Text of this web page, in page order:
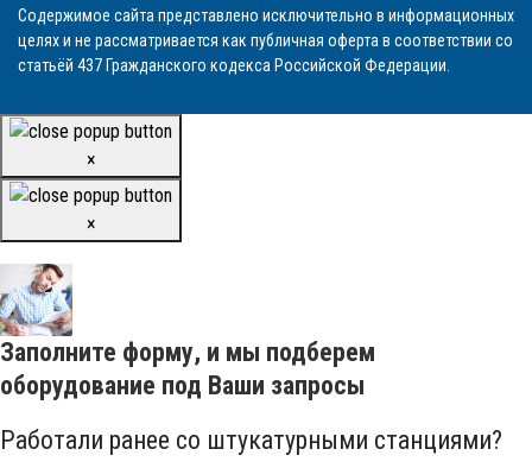
Содержимое сайта представлено исключительно в информационных
целях и не рассматривается как публичная оферта в соответствии со
статьёй 437 Гражданского кодекса Российской Федерации.
×
×
Заполните форму, и мы подберем
оборудование под Ваши запросы
Работали ранее со штукатурными станциями?